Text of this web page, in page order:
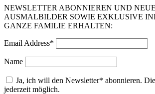
NEWSLETTER ABONNIEREN UND NEUE
AUSMALBILDER SOWIE EXKLUSIVE
GANZE FAMILIE ERHALTEN:
Email Address*
Name
Ja, ich will den Newsletter* abonnieren. Die
jederzeit möglich.